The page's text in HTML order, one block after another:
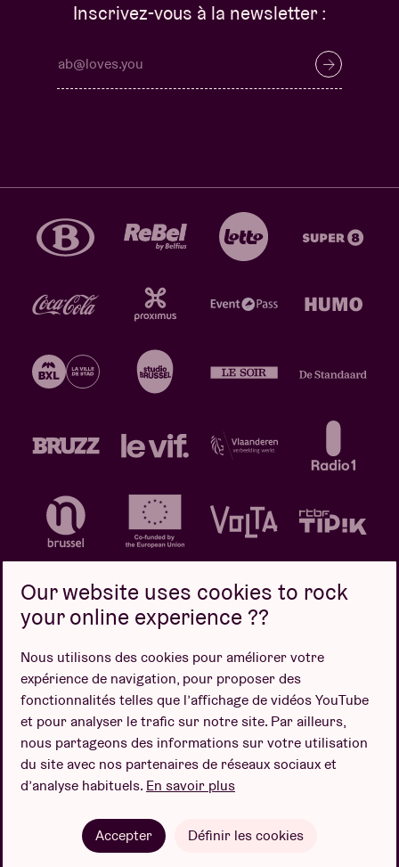
Inscrivez-vous à la newsletter :
Politique de confidentialité
Politique de cookies
Conditions de vente
Design par
Our website uses cookies to rock
your online experience ??
Nous utilisons des cookies pour améliorer votre
expérience de navigation, pour proposer des
fonctionnalités telles que l’affichage de vidéos YouTube
et pour analyser le trafic sur notre site. Par ailleurs,
nous partageons des informations sur votre utilisation
du site avec nos partenaires de réseaux sociaux et
d’analyse habituels. En savoir plus
Accepter Définir les cookies